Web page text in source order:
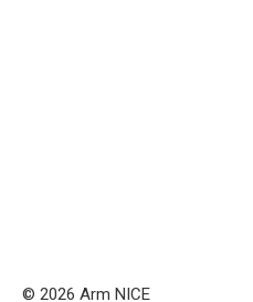
© 2026 Arm NICE